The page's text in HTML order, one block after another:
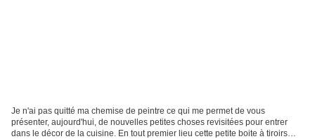
Je n'ai pas quitté ma chemise de peintre ce qui me permet de vous
présenter, aujourd'hui, de nouvelles petites choses revisitées pour entrer
dans le décor de la cuisine. En tout premier lieu cette petite boite à tiroirs